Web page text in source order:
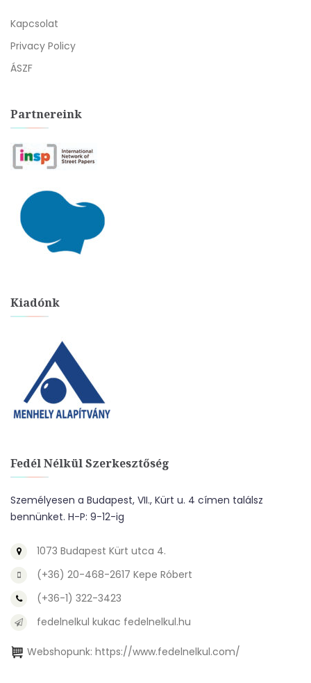
Kapcsolat
Privacy Policy
ÁSZF
Partnereink
Kiadónk
Fedél Nélkül Szerkesztőség
Személyesen a Budapest, VII., Kürt u. 4 címen találsz
bennünket. H-P: 9-12-ig
1073 Budapest Kürt utca 4.
(+36) 20-468-2617 Kepe Róbert
(+36-1) 322-3423
fedelnelkul kukac fedelnelkul.hu
Webshopunk: https://www.fedelnelkul.com/